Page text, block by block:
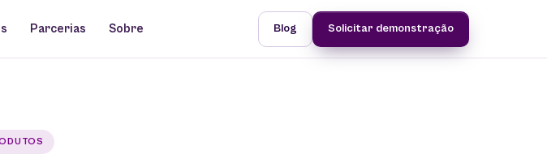
Parcerias Sobre Blog Solicitar demonstração